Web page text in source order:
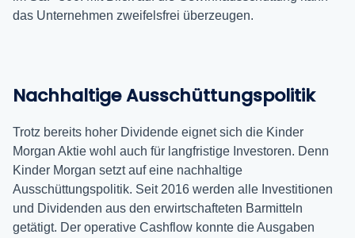
das Unternehmen zweifelsfrei überzeugen.
Nachhaltige Ausschüttungspolitik
Trotz bereits hoher Dividende eignet sich die Kinder
Morgan Aktie wohl auch für langfristige Investoren. Denn
Kinder Morgan setzt auf eine nachhaltige
Ausschüttungspolitik. Seit 2016 werden alle Investitionen
und Dividenden aus den erwirtschafteten Barmitteln
getätigt. Der operative Cashflow konnte die Ausgaben